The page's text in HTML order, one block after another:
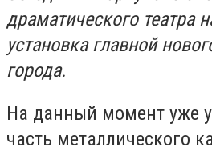
драматического театра
установка главной
города.
На данный момент уже
часть металлического